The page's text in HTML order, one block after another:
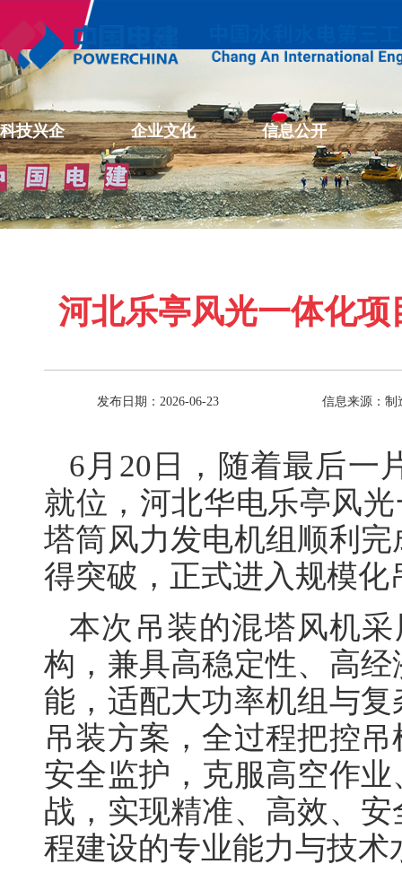
科技兴企 企业文化 信息公开
河北乐亭风光一体化
发布日期：2026-06-23 信息来源：制
6月20日，随着最后一
就位，河北华电乐亭风
塔筒风力发电机组顺利
得突破，正式进入规模
本次吊装的混塔风机
构，兼具高稳定性、高
能，适配大功率机组与
吊装方案，全过程把控
安全监护，克服高空作
战，实现精准、高效、
程建设的专业能力与技术